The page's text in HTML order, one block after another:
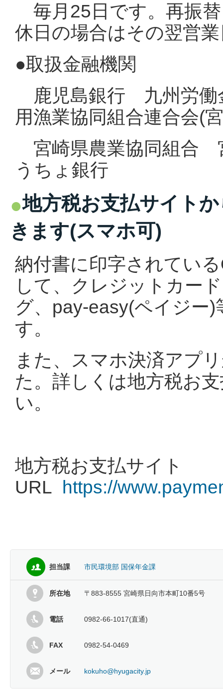
毎月25日です。再振
休日の場合はその翌営
●取扱金融機関
鹿児島銀行 九州労
用漁業協同組合連合会(
宮崎県農業協同組合
うちょ銀行
地方税お支払サイト
きます(スマホ可)
納付書に印字されてい
して、クレジットカー
グ、pay-easy(ペイジー
す。
また、スマホ決済アプ
た。詳しくは地方税お
い。
地方税お支払サイト
URL https://
担当課 市民環境部 国保年金課
所在地 〒883-8555 宮崎県日向市本町10番5号
電話 0982-66-1017(直通)
FAX 0982-54-0469
メール kokuho@hyugacity.jp